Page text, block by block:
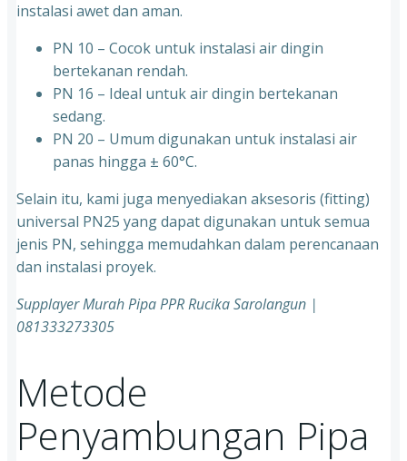
instalasi awet dan aman.
PN 10 – Cocok untuk instalasi air dingin
bertekanan rendah.
⁠PN 16 – Ideal untuk air dingin bertekanan
sedang.
⁠PN 20 – Umum digunakan untuk instalasi air
panas hingga ± 60°C.
Selain itu, kami juga menyediakan aksesoris (fitting)
universal PN25 yang dapat digunakan untuk semua
jenis PN, sehingga memudahkan dalam perencanaan
dan instalasi proyek.
Supplayer Murah Pipa PPR Rucika Sarolangun |
081333273305
Metode
Penyambungan Pipa